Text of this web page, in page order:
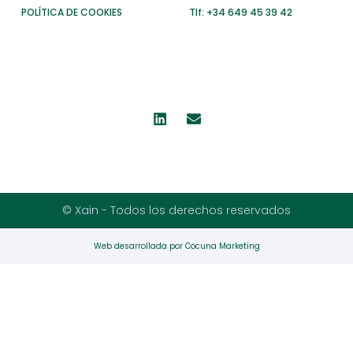
POLÍTICA DE COOKIES
Tlf: +34 649 45 39 42
© Xain - Todos los derechos reservados
Web desarrollada por Cocuna Marketing